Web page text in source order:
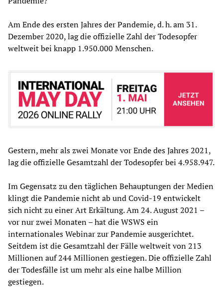
Am Ende des ersten Jahres der Pandemie, d. h. am 31.
Dezember 2020, lag die offizielle Zahl der Todesopfer
weltweit bei knapp 1.950.000 Menschen.
Gestern, mehr als zwei Monate vor Ende des Jahres 2021,
lag die offizielle Gesamtzahl der Todesopfer bei 4.958.947.
Im Gegensatz zu den täglichen Behauptungen der Medien
klingt die Pandemie nicht ab und Covid-19 entwickelt
sich nicht zu einer Art Erkältung. Am 24. August 2021 –
vor nur zwei Monaten – hat die WSWS ein
internationales Webinar zur Pandemie ausgerichtet.
Seitdem ist die Gesamtzahl der Fälle weltweit von 213
Millionen auf 244 Millionen gestiegen. Die offizielle Zahl
der Todesfälle ist um mehr als eine halbe Million
gestiegen.